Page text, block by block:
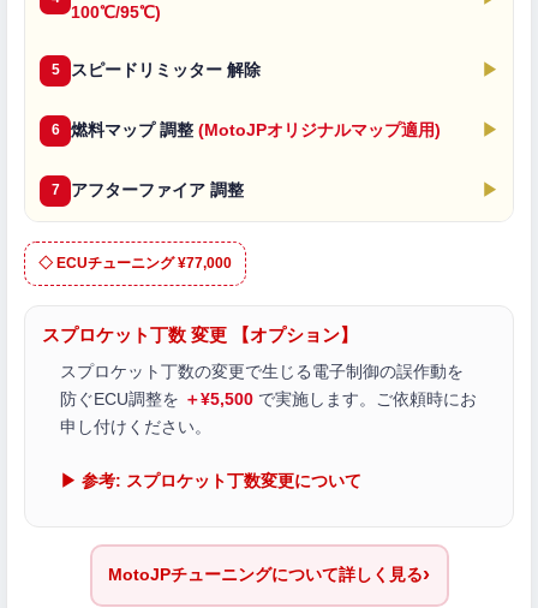
100℃/95℃)
5 スピードリミッター 解除 ▶
6 燃料マップ 調整 (MotoJPオリジナルマップ適用) ▶
7 アフターファイア 調整 ▶
◇ ECUチューニング ¥77,000
スプロケット丁数 変更 【オプション】
スプロケット丁数の変更で生じる電子制御の誤作動を
防ぐECU調整を ＋¥5,500 で実施します。ご依頼時にお
申し付けください。
▶ 参考: スプロケット丁数変更について
MotoJPチューニングについて詳しく見る›